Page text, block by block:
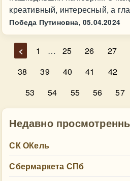
креативный, интересный, а
Победа Путиновна, 05.04.2024
< 1 … 25 26 27
38
39 40 41 42
53
54 55 56 57
Недавно
СК ОКель
Сбермаркета СПб